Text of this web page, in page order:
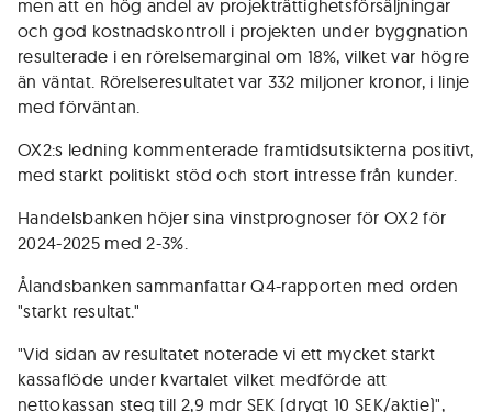
men att en hög andel av projekträttighetsförsäljningar
och god kostnadskontroll i projekten under byggnation
resulterade i en rörelsemarginal om 18%, vilket var högre
än väntat. Rörelseresultatet var 332 miljoner kronor, i linje
med förväntan.
OX2:s ledning kommenterade framtidsutsikterna positivt,
med starkt politiskt stöd och stort intresse från kunder.
Handelsbanken höjer sina vinstprognoser för OX2 för
2024-2025 med 2-3%.
Ålandsbanken sammanfattar Q4-rapporten med orden
"starkt resultat."
"Vid sidan av resultatet noterade vi ett mycket starkt
kassaflöde under kvartalet vilket medförde att
nettokassan steg till 2,9 mdr SEK (drygt 10 SEK/aktie)",